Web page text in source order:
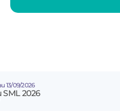
13/09/2026
2026